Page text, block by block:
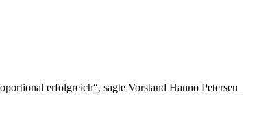
erfolgreich“, sagte Vorstand Hanno Petersen